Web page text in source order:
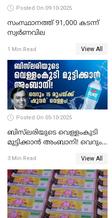
Posted On 09-10-2025
സംസ്ഥാനത്ത് 91,000 കടന്ന്
സ്വര്‍ണവില
1 Min Read View All
Posted On 05-10-2025
ബിസ്‌ലരിയുടെ വെള്ളംകുടി
മുട്ടിക്കാൻ അംബാനി! വെറും
3 Min Read View All